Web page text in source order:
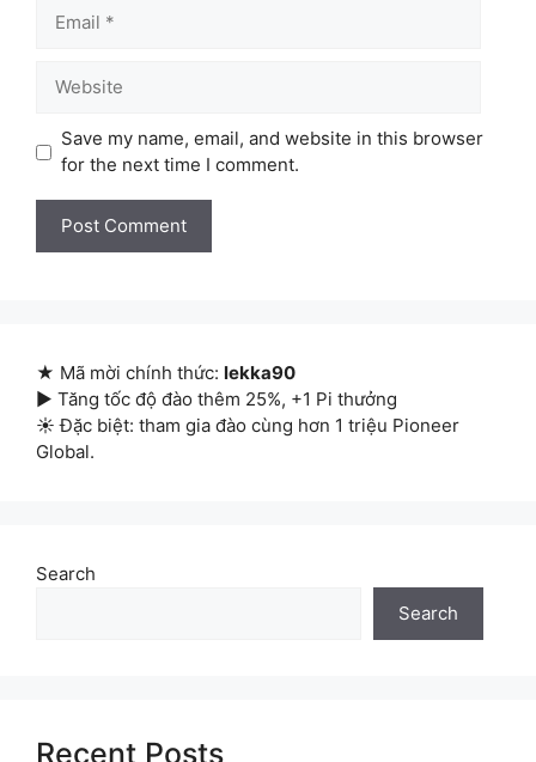
Save my name, email, and website in this browser
for the next time I comment.
★ Mã mời chính thức: lekka90
▶ Tăng tốc độ đào thêm 25%, +1 Pi thưởng
☀ Đặc biệt: tham gia đào cùng hơn 1 triệu Pioneer
Global.
Search
Search
Recent Posts